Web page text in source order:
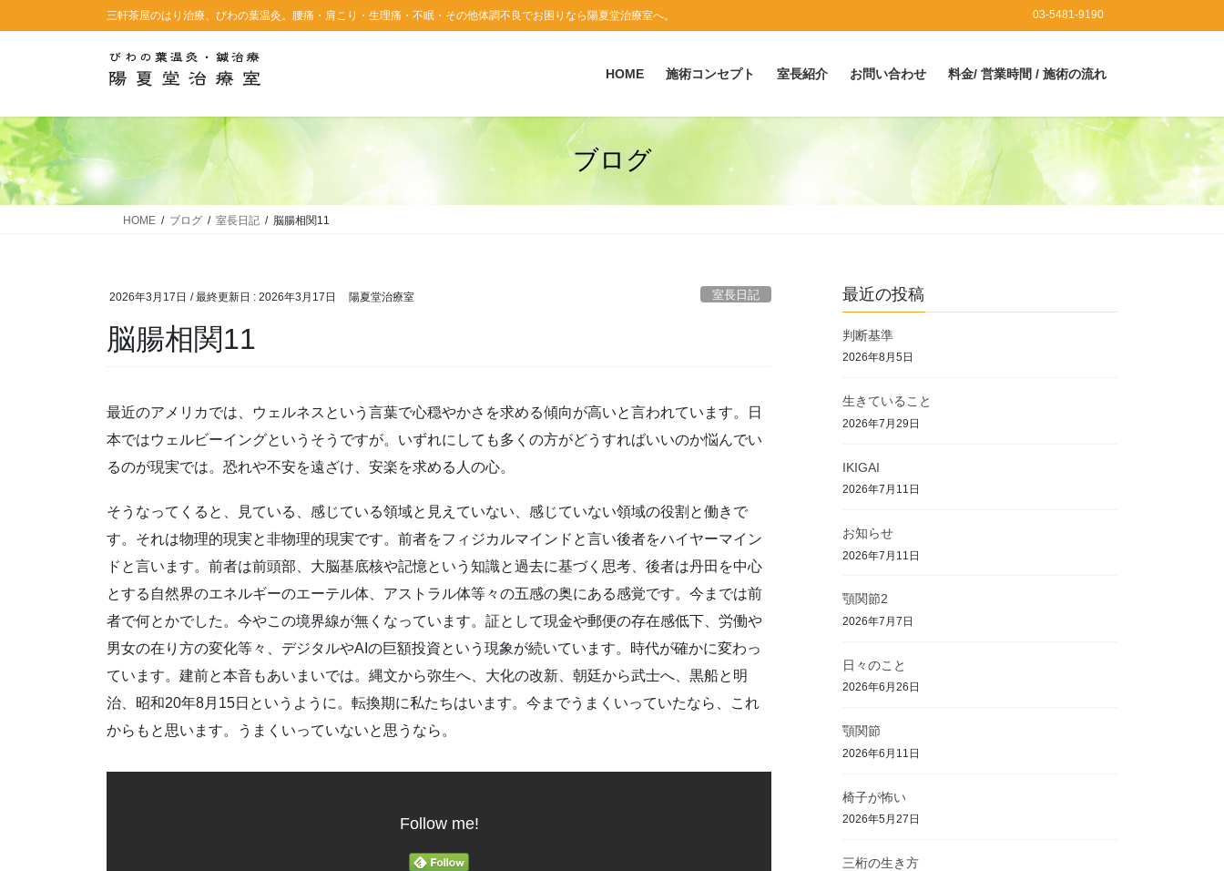
ン
に
移
動
ビ
ョ
ン
に
移
動
三軒茶屋のはり治療、びわの葉温灸。腰痛・肩こり・生理痛・不眠・その他体調不良でお困りなら陽夏堂治療室へ。 03-5481-9190
HOME 施術コンセプト 室長紹介 お問い合わせ 料金/ 営業時間 / 施術の流れ
ブログ
HOME ブログ 室長日記 脳腸相関11
2026年3月17日 / 最終更新日 : 2026年3月17日 陽夏堂治療室 室長日記
脳腸相関11
最近のアメリカでは、ウェルネスという言葉で心穏やかさを求める傾向が高いと言われています。日
本ではウェルビーイングというそうですが。いずれにしても多くの方がどうすればいいのか悩んでい
るのが現実では。恐れや不安を遠ざけ、安楽を求める人の心。
そうなってくると、見ている、感じている領域と見えていない、感じていない領域の役割と働きで
す。それは物理的現実と非物理的現実です。前者をフィジカルマインドと言い後者をハイヤーマイン
ドと言います。前者は前頭部、大脳基底核や記憶という知識と過去に基づく思考、後者は丹田を中心
とする自然界のエネルギーのエーテル体、アストラル体等々の五感の奥にある感覚です。今までは前
者で何とかでした。今やこの境界線が無くなっています。証として現金や郵便の存在感低下、労働や
男女の在り方の変化等々、デジタルやAIの巨額投資という現象が続いています。時代が確かに変わっ
ています。建前と本音もあいまいでは。縄文から弥生へ、大化の改新、朝廷から武士へ、黒船と明
治、昭和20年8月15日というように。転換期に私たちはいます。今までうまくいっていたなら、これ
からもと思います。うまくいっていないと思うなら。
Follow me!
最近の投稿
判断基準
2026年8月5日
生きていること
2026年7月29日
IKIGAI
2026年7月11日
お知らせ
2026年7月11日
顎関節2
2026年7月7日
日々のこと
2026年6月26日
顎関節
2026年6月11日
椅子が怖い
2026年5月27日
三桁の生き方